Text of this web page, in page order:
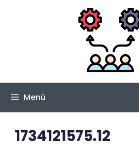
Menú
1734121575.12